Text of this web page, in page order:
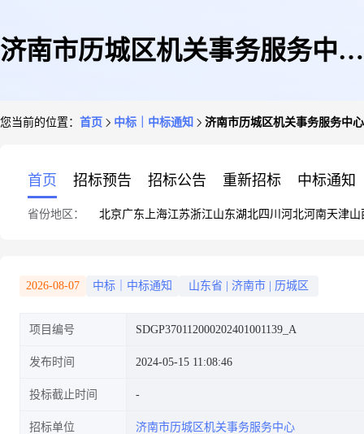
济南市历城区机关事务服务中心
您当前的位置： 首页 中标｜中标通知 济南市历城区机关事务服务中
首页 招标预告 招标公告 重新招标 中标通知
省份地区： 北京广东 上海江苏浙江山东湖北四川 河北河南天津山
2026-08-07 中标｜中标通知 山东省 济南市 历城区
项目编号 SDGP370112000202401001139_A
发布时间 2024-05-15 11:08:46
投标截止时间
招标单位 济南市历城区机关事务服务中心